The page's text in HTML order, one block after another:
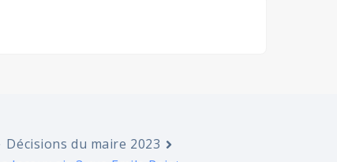
Décisions du maire 2023